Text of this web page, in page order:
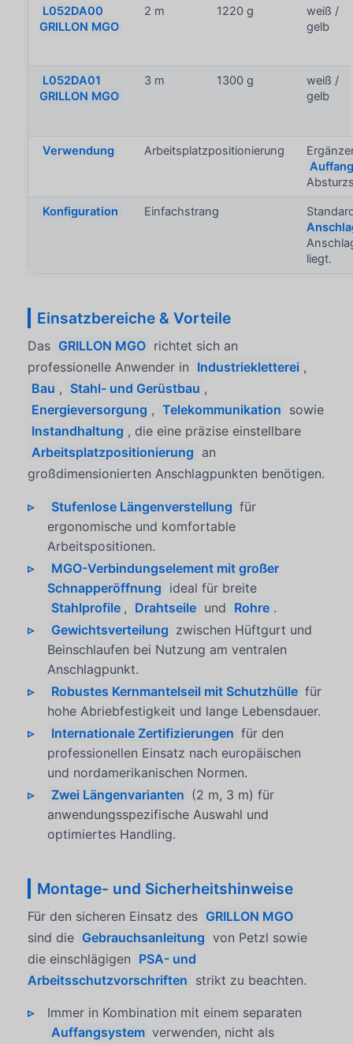
L052DA00
GRILLON MGO
2 m 1220 g
weiß /
gelb
L052DA01
GRILLON MGO
3 m 1300 g
weiß /
gelb
Verwendung Arbeitsplatzpositionierung
Konfiguration Einfachstrang
liegt.
Einsatzbereiche & Vorteile
Das GRILLON MGO richtet sich an
professionelle Anwender in Industriekletterei ,
Bau , Stahl- und Gerüstbau ,
Energieversorgung , Telekommunikation sowie
Instandhaltung , die eine präzise einstellbare
Arbeitsplatzpositionierung an
großdimensionierten Anschlagpunkten benötigen.
Stufenlose Längenverstellung für
ergonomische und komfortable
Arbeitspositionen.
MGO-Verbindungselement mit großer
Schnapperöffnung ideal für breite
Stahlprofile , Drahtseile und Rohre .
Gewichtsverteilung zwischen Hüftgurt und
Beinschlaufen bei Nutzung am ventralen
Anschlagpunkt.
Robustes Kernmantelseil mit Schutzhülle für
hohe Abriebfestigkeit und lange Lebensdauer.
Internationale Zertifizierungen für den
professionellen Einsatz nach europäischen
und nordamerikanischen Normen.
Zwei Längenvarianten (2 m, 3 m) für
anwendungsspezifische Auswahl und
optimiertes Handling.
Montage- und Sicherheitshinweise
Für den sicheren Einsatz des GRILLON MGO
sind die Gebrauchsanleitung von Petzl sowie
die einschlägigen PSA- und
Arbeitsschutzvorschriften strikt zu beachten.
Immer in Kombination mit einem separaten
Auffangsystem verwenden, nicht als